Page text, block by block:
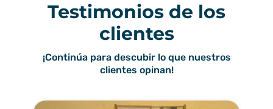
Testimonios de los
clientes
¡Continúa para descubir lo que nuestros
clientes opinan!